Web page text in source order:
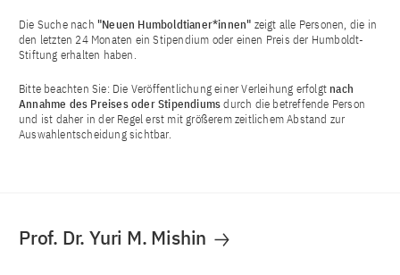
Die Suche nach "Neuen Humboldtianer*innen" zeigt alle Personen, die in
den letzten 24 Monaten ein Stipendium oder einen Preis der Humboldt-
Stiftung erhalten haben.
Bitte beachten Sie: Die Veröffentlichung einer Verleihung erfolgt nach
Annahme des Preises oder Stipendiumsdurch die betreffende Person
und ist daher in der Regel erst mit größerem zeitlichem Abstand zur
Auswahlentscheidung sichtbar.
Prof. Dr. Yuri M. Mishin